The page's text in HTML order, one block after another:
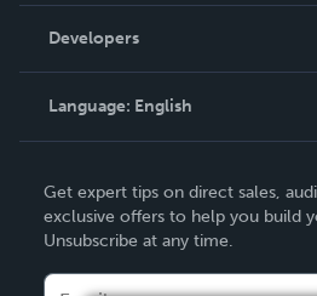
Podcast
Order Lookup
Knowledge Base
Contact Support
Developers
Language: English
Deutsch
Français
Italiano
Get expert tips on direct sales,
exclusive offers to help you build
Unsubscribe at any time.